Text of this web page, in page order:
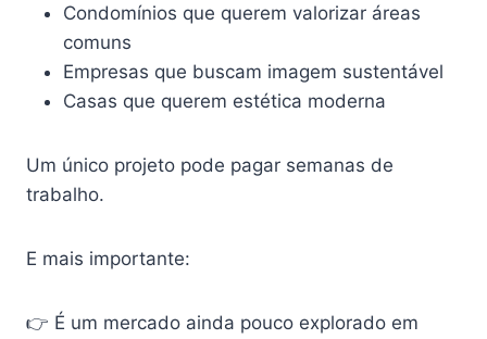
Condomínios que querem valorizar áreas
comuns
Empresas que buscam imagem sustentável
Casas que querem estética moderna
Um único projeto pode pagar semanas de
trabalho.
E mais importante:
👉 É um mercado ainda pouco explorado em